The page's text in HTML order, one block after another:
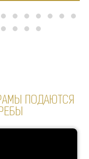
ПОДАЮТСЯ